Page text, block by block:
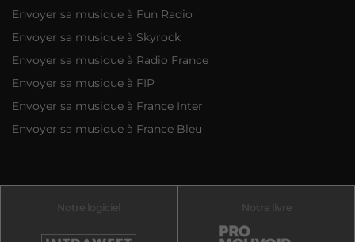
Envoyer sa musique à Fun Radio
Envoyer sa musique à Skyrock
Envoyer sa musique à Radio France
Envoyer sa musique à FIP
Envoyer sa musique à France Inter
Envoyer sa musique à France Bleu
Notre logiciel Notre livre